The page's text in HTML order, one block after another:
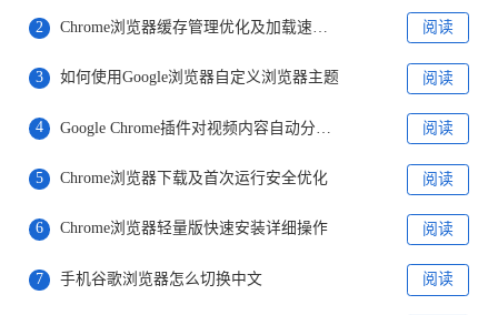
2 阅读
3 如何使用Google浏览器自定义浏览器主题 阅读
4 阅读
5 Chrome浏览器下载及首次运行安全优化 阅读
6 Chrome浏览器轻量版快速安装详细操作 阅读
7 手机谷歌浏览器怎么切换中文 阅读